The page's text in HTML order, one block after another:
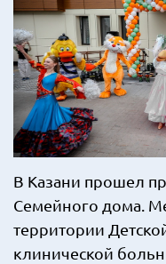
В Казани прошел
Семейного дома.
территории
клинической